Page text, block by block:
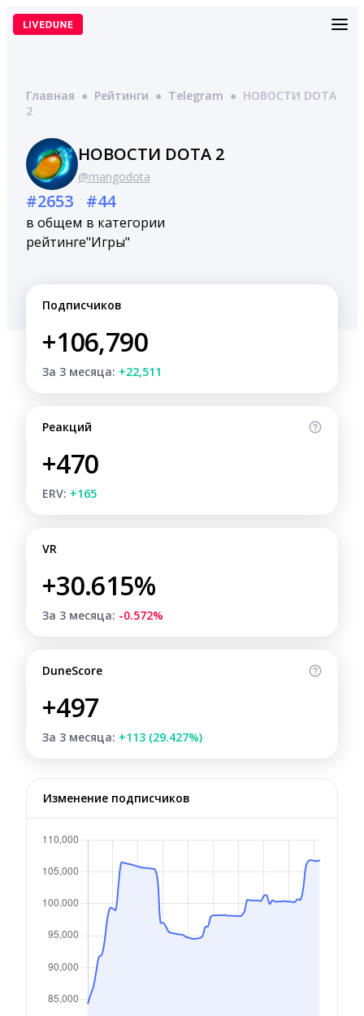
Перейти
Главная ● Рейтинги ● Telegram ● НОВОСТИ DOTA
2
НОВОСТИ DOTA 2
@mangodota
#2653
в общем
рейтинге
#44
в категории
"Игры"
Подписчиков
+106,790
За 3 месяца: +22,511
Реакций
+470
ERV: +165
VR
+30.615%
За 3 месяца: -0.572%
DuneScore
+497
За 3 месяца: +113 (29.427%)
Изменение подписчиков